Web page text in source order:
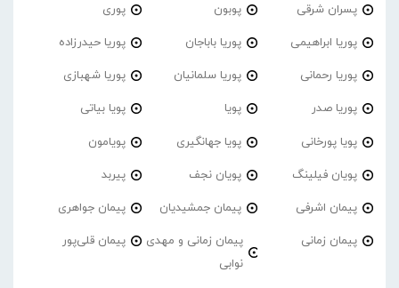
پسران شرقی پوبون پوری
پوریا ابراهیمی پوریا باباجان پوریا حیدرزاده
پوریا رحمانی پوریا سلمانیان پوریا شهبازی
پوریا صدر پویا پویا بیاتی
پویا پورخانی پویا جهانگیری پویامون
پویان فیلینگ پویان نجف پیربد
پیمان اشرفی پیمان جمشیدیان پیمان جواهری
پیمان زمانی
پیمان زمانی و مهدی
نوابی
پیمان قلی‌پور